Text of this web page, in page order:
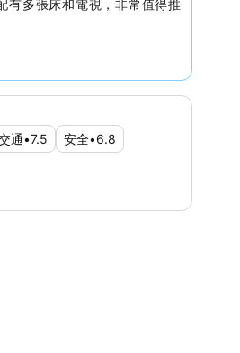
有多張床和電視，非常值得推
通•7.5 安全•6.8